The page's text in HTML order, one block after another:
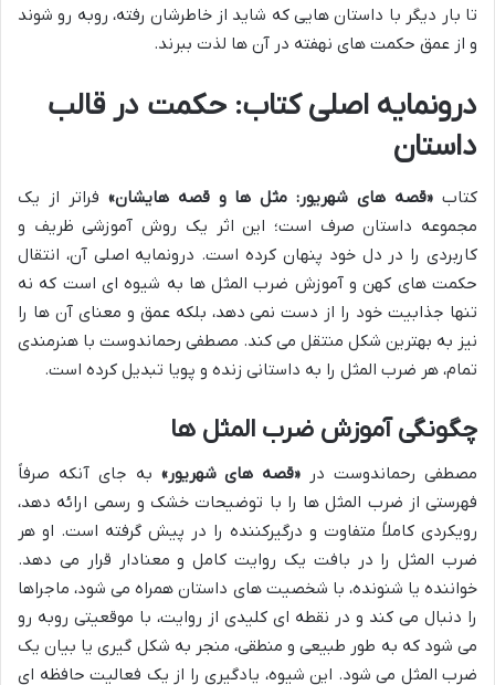
تا بار دیگر با داستان هایی که شاید از خاطرشان رفته، روبه رو شوند
و از عمق حکمت های نهفته در آن ها لذت ببرند.
درونمایه اصلی کتاب: حکمت در قالب
داستان
کتاب «قصه های شهریور: مثل ها و قصه هایشان» فراتر از یک
مجموعه داستان صرف است؛ این اثر یک روش آموزشی ظریف و
کاربردی را در دل خود پنهان کرده است. درونمایه اصلی آن، انتقال
حکمت های کهن و آموزش ضرب المثل ها به شیوه ای است که نه
تنها جذابیت خود را از دست نمی دهد، بلکه عمق و معنای آن ها را
نیز به بهترین شکل منتقل می کند. مصطفی رحماندوست با هنرمندی
تمام، هر ضرب المثل را به داستانی زنده و پویا تبدیل کرده است.
چگونگی آموزش ضرب المثل ها
مصطفی رحماندوست در «قصه های شهریور» به جای آنکه صرفاً
فهرستی از ضرب المثل ها را با توضیحات خشک و رسمی ارائه دهد،
رویکردی کاملاً متفاوت و درگیرکننده را در پیش گرفته است. او هر
ضرب المثل را در بافت یک روایت کامل و معنادار قرار می دهد.
خواننده یا شنونده، با شخصیت های داستان همراه می شود، ماجراها
را دنبال می کند و در نقطه ای کلیدی از روایت، با موقعیتی روبه رو
می شود که به طور طبیعی و منطقی، منجر به شکل گیری یا بیان یک
ضرب المثل می شود. این شیوه، یادگیری را از یک فعالیت حافظه ای